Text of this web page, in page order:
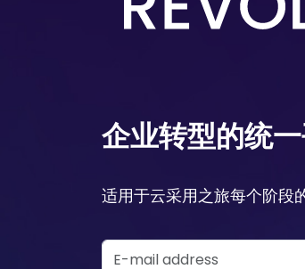
企业转型的统
适用于云采用之旅每个阶段
申请演示
Email Address